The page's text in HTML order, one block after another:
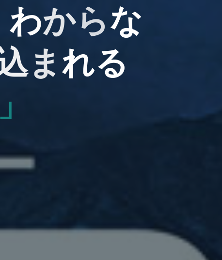
わからな
な
まれる